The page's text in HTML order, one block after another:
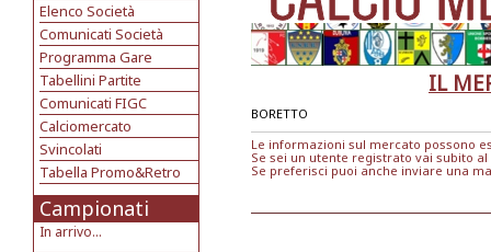
Elenco Società
Comunicati Società
Programma Gare
Tabellini Partite
Comunicati FIGC
Calciomercato
Svincolati
Tabella Promo&Retro
Campionati
In arrivo...
IL
BORETTO
Le informazioni sul mercato possono
Se sei un utente registrato vai subito al
Se preferisci puoi anche inviare una